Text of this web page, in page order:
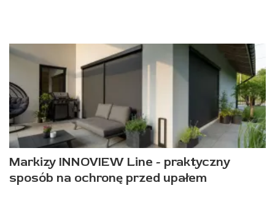
Markizy INNOVIEW Line - praktyczny
sposób na ochronę przed upałem